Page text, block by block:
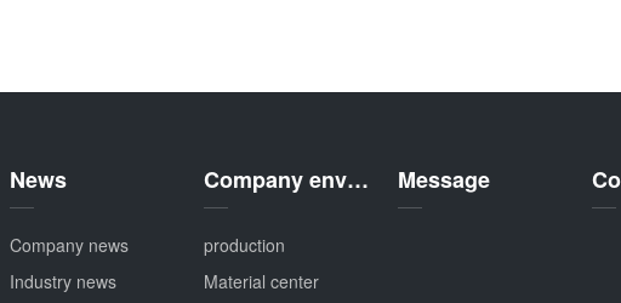
News
Company news
Industry news
Company environment
production
Material center
Message